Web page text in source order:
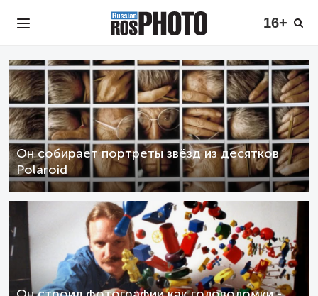
16+
Он собирает портреты звёзд из десятков
Polaroid